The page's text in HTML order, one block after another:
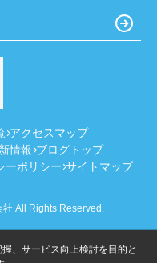
アクセスマップ
情報 ブログトップ
ーポリシー サイトマップ
All Rights Reserved.
、サービス向上検討を目的と